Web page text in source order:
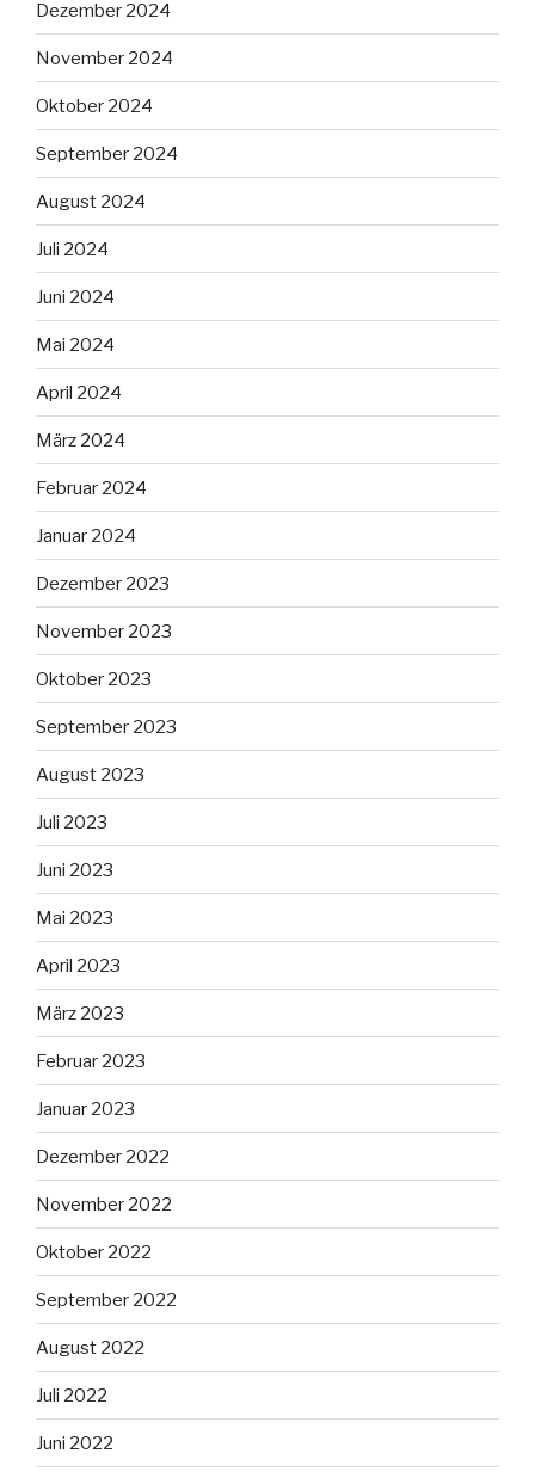
Dezember 2024
November 2024
Oktober 2024
September 2024
August 2024
Juli 2024
Juni 2024
Mai 2024
April 2024
März 2024
Februar 2024
Januar 2024
Dezember 2023
November 2023
Oktober 2023
September 2023
August 2023
Juli 2023
Juni 2023
Mai 2023
April 2023
März 2023
Februar 2023
Januar 2023
Dezember 2022
November 2022
Oktober 2022
September 2022
August 2022
Juli 2022
Juni 2022